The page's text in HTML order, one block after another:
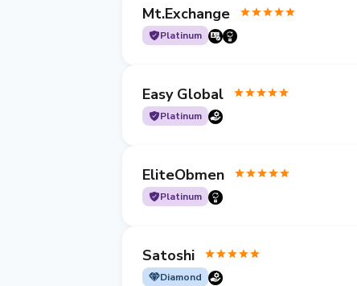
Mt.Exchange
Platinum
Easy Global
Platinum
EliteObmen
Platinum
Satoshi
Diamond